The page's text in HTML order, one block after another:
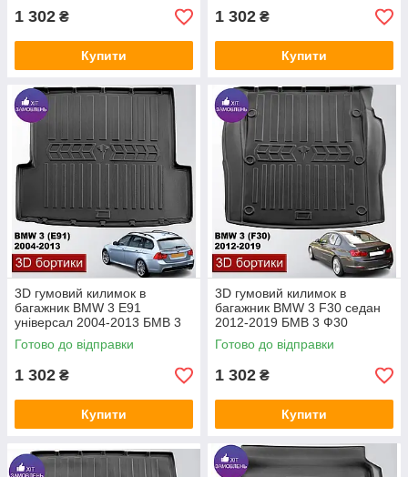
1 302 ₴
Купити
1 302 ₴
Купити
3D гумовий килимок в
багажник BMW 3 E91
універсал 2004-2013 БМВ 3
Е91
Готово до відправки
1 302 ₴
Купити
3D гумовий килимок в
багажник BMW 3 F30 седан
2012-2019 БМВ 3 Ф30
Готово до відправки
1 302 ₴
Купити